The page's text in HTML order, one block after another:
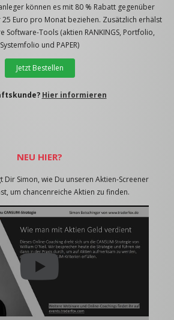
können es mit 80 % Rabatt gegenüber
Euro pro Monat beziehen. Zusätzlich erhälst
Software-Tools (aktien RANKINGS, Portfolio,
Systemfolio und PAPER)
Jetzt Bestellen
Hier informieren
NEU HIER?
Dir Simon, wie Du unseren Aktien-Screener
um chancenreiche Aktien zu finden.